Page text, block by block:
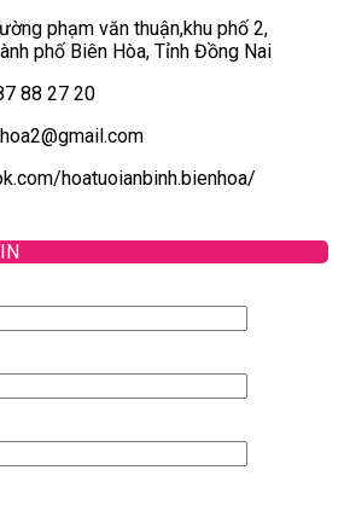
phạm văn thuận,khu phố 2,
phố Biên Hòa, Tỉnh Đồng Nai
88 27 20
hoatuoianbinh.bienhoa/